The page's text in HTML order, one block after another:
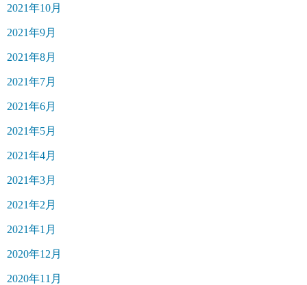
2021年10月
2021年9月
2021年8月
2021年7月
2021年6月
2021年5月
2021年4月
2021年3月
2021年2月
2021年1月
2020年12月
2020年11月